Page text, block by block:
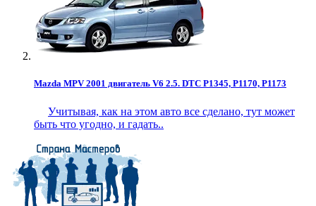
Mazda MPV 2001 двигатель V6 2.5. DTC P1345, P1170, P1173
Учитывая, как на этом авто все сделано, тут может
быть что угодно, и гадать..